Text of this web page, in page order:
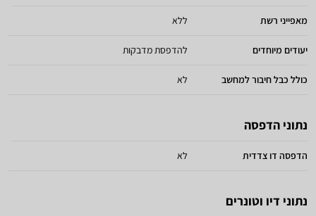
מאפייני רשת ללא
יעודים מיוחדים להדפסת מדבקות
כולל כבל חיבור למחשב לא
נתוני הדפסה
הדפסה דו צדדית לא
נתוני דיו וטונרים